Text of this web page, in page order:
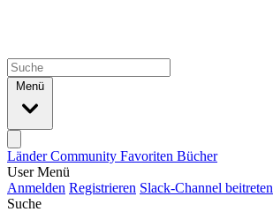
Menü
LänderCommunity Favoriten Bücher
User Menü
Anmelden Registrieren Slack-Channel beitreten
Suche